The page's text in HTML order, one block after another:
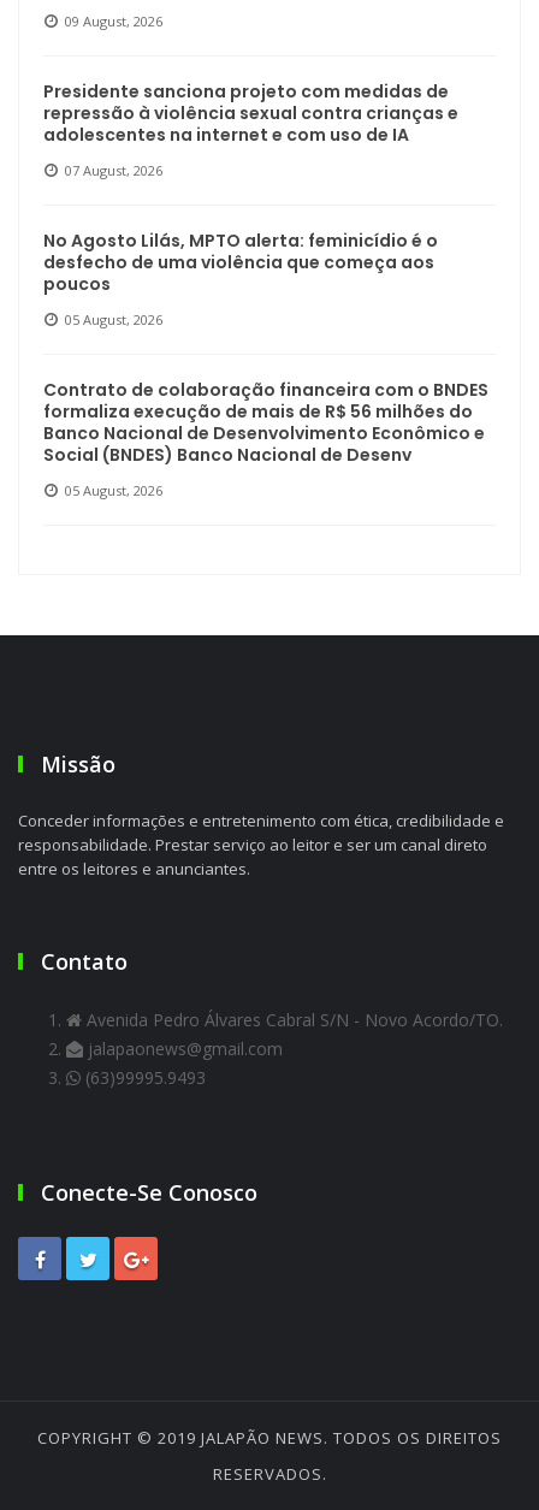
09 August, 2026
Presidente sanciona projeto com medidas de
repressão à violência sexual contra crianças e
adolescentes na internet e com uso de IA
07 August, 2026
No Agosto Lilás, MPTO alerta: feminicídio é o
desfecho de uma violência que começa aos
poucos
05 August, 2026
Contrato de colaboração financeira com o BNDES
formaliza execução de mais de R$ 56 milhões do
Banco Nacional de Desenvolvimento Econômico e
Social (BNDES) Banco Nacional de Desenv
05 August, 2026
Missão
Conceder informações e entretenimento com ética, credibilidade e
responsabilidade. Prestar serviço ao leitor e ser um canal direto
entre os leitores e anunciantes.
Contato
Avenida Pedro Álvares Cabral S/N - Novo Acordo/TO.
jalapaonews@gmail.com
(63)99995.9493
Conecte-Se Conosco
COPYRIGHT © 2019 JALAPÃO NEWS. TODOS OS DIREITOS
RESERVADOS.